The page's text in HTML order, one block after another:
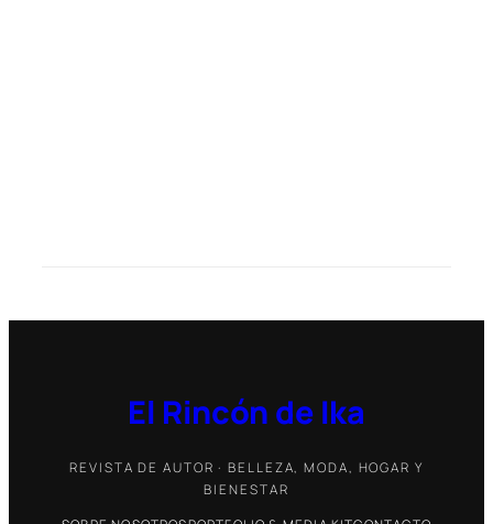
El Rincón de Ika
REVISTA DE AUTOR · BELLEZA, MODA, HOGAR Y
BIENESTAR